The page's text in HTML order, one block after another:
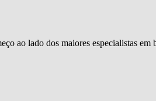
ao lado dos maiores especialistas em